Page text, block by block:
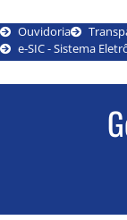
Ouvidoria
e-SIC - Sistema